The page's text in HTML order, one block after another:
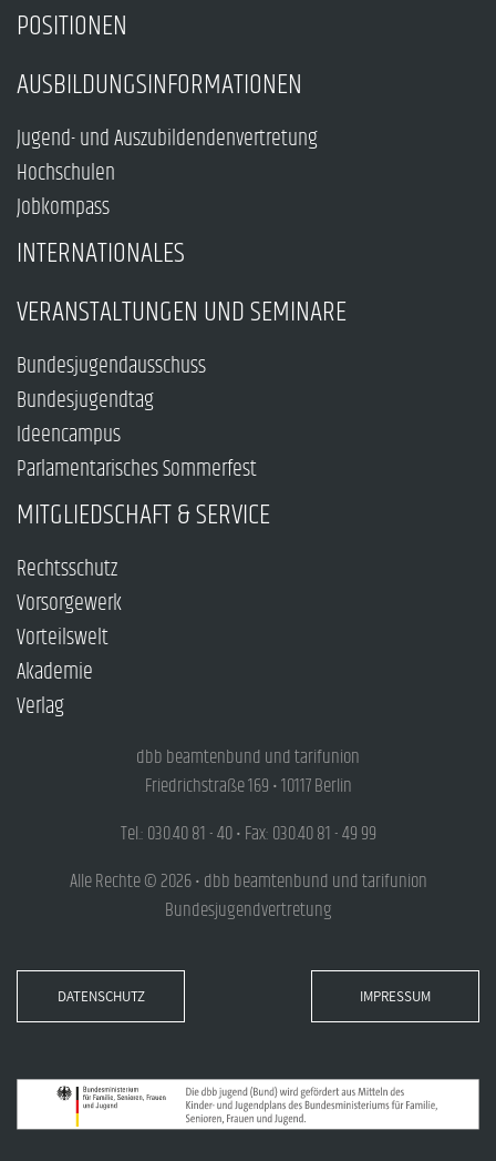
POSITIONEN
AUSBILDUNGSINFORMATIONEN
Jugend- und Auszubildendenvertretung
Hochschulen
Jobkompass
INTERNATIONALES
VERANSTALTUNGEN UND SEMINARE
Bundesjugendausschuss
Bundesjugendtag
Ideencampus
Parlamentarisches Sommerfest
MITGLIEDSCHAFT & SERVICE
Rechtsschutz
Vorsorgewerk
Vorteilswelt
Akademie
Verlag
dbb beamtenbund und tarifunion
Friedrichstraße 169 • 10117 Berlin
Tel.: 030.40 81 - 40 • Fax: 030.40 81 - 49 99
Alle Rechte © 2026 • dbb beamtenbund und tarifunion
Bundesjugendvertretung
DATENSCHUTZ IMPRESSUM